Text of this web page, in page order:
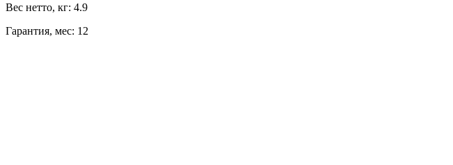
Вес нетто, кг: 4.9
Гарантия, мес: 12